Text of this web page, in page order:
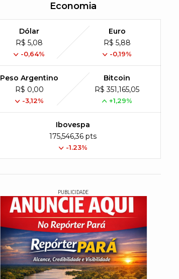
Economia
Dólar
R$ 5,08
-0,64%
Euro
R$ 5,88
-0,19%
Peso Argentino
R$ 0,00
-3,12%
Bitcoin
R$ 351,165,05
+1,29%
Ibovespa
175,546,36 pts
-1.23%
PUBLICIDADE